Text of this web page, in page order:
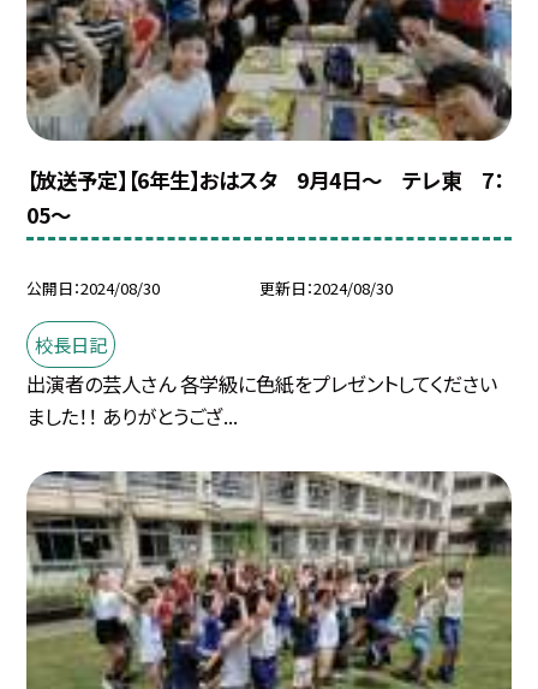
【放送予定】【6年生】おはスタ 9月4日〜 テレ東 7：
05〜
公開日 2024/08/30 更新日 2024/08/30
校長日記
出演者の芸人さん 各学級に色紙をプレゼントしてください
ました！！ ありがとうござ...